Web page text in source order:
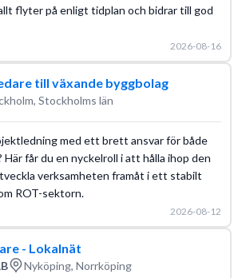
flyter på enligt tidplan och bidrar till god
2026-08-16
till växande byggbolag
Stockholms län
med ett brett ansvar för både
Här får du en nyckelroll i att hålla ihop den
verksamheten framåt i ett stabilt
ROT-sektorn.
2026-08-12
- Lokalnät
Nyköping, Norrköping